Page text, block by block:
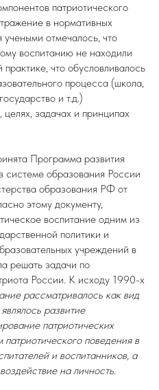
патриотического
в нормативных
учеными отмечалось, что
воспитанию не находили
что обусловливалось
процесса (школа,
и т.д.)
задачах и принципах
Программа развития
системе образования России
образования РФ от
этому документу,
воспитание одним из
политики и
учреждений в
решать задачи по
России. К исходу 1990-х
рассматривалось как вид
развитие
патриотических
поведения в
и воспитанников, а
на личность.